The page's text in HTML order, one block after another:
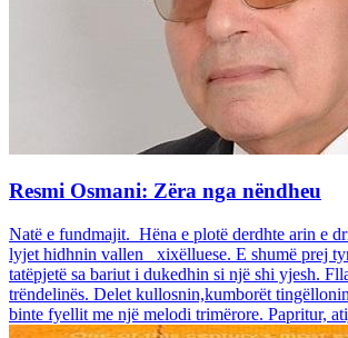
Resmi Osmani: Zëra nga nëndheu
Natë e fundmajit. Hëna e plotë derdhte arin e
lyjet hidhnin vallen xixëlluese. E shumë prej
tatëpjetë sa bariut i dukedhin si një shi yjesh.
trëndelinës. Delet kullosnin,kumborët
binte fyellit me një melodi trimërore. Papritur,